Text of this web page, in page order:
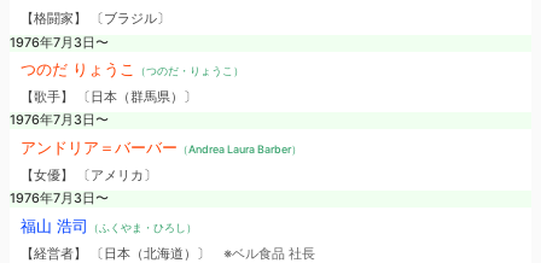
【格闘家】 〔ブラジル〕
1976年7月3日〜
つのだ りょうこ （つのだ・りょうこ）
【歌手】 〔日本（群馬県）〕
1976年7月3日〜
アンドリア＝バーバー （Andrea Laura Barber）
【女優】 〔アメリカ〕
1976年7月3日〜
福山 浩司 （ふくやま・ひろし）
【経営者】 〔日本（北海道）〕 ※ベル食品 社長